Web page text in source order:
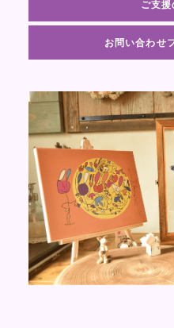
ご支
お問い合わせ